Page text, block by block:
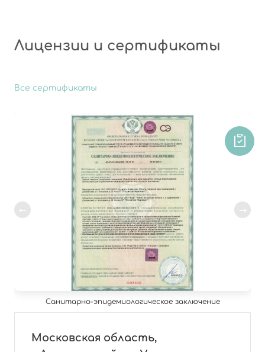
Лицензии и сертификаты
Все сертификаты
Санитарно-эпидемиологическое заключение
Московская область,